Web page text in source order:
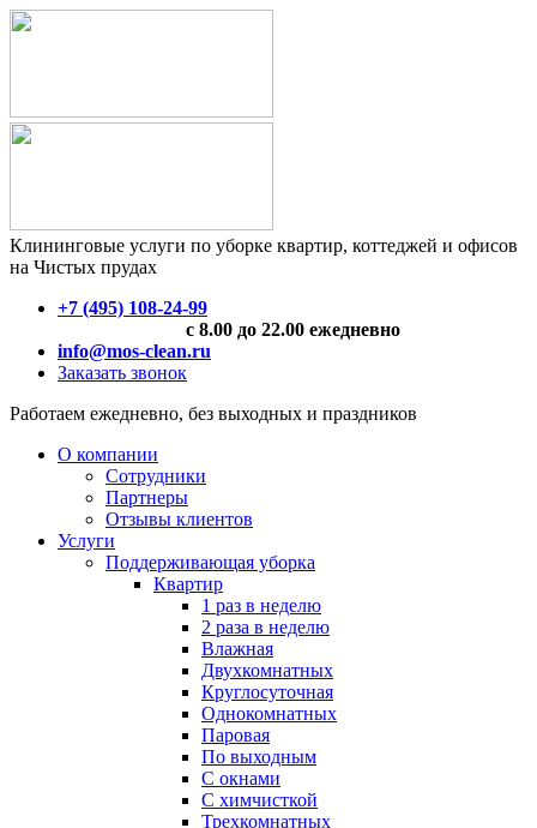
Клининговые услуги по уборке квартир, коттеджей и офисов
на Чистых прудах
+7 (495) 108-24-99
с 8.00 до 22.00 ежедневно
info@mos-clean.ru
Заказать звонок
Работаем ежедневно, без выходных и праздников
О компании
Сотрудники
Партнеры
Отзывы клиентов
Услуги
Поддерживающая уборка
Квартир
1 раз в неделю
2 раза в неделю
Влажная
Двухкомнатных
Круглосуточная
Однокомнатных
Паровая
По выходным
С окнами
С химчисткой
Трехкомнатных